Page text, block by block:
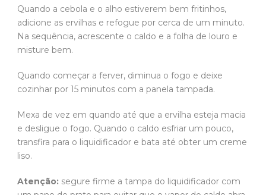
Quando a cebola e o alho estiverem bem fritinhos,
adicione as ervilhas e refogue por cerca de um minuto.
Na sequência, acrescente o caldo e a folha de louro e
misture bem.
Quando começar a ferver, diminua o fogo e deixe
cozinhar por 15 minutos com a panela tampada.
Mexa de vez em quando até que a ervilha esteja macia
e desligue o fogo. Quando o caldo esfriar um pouco,
transfira para o liquidificador e bata até obter um creme
liso.
Atenção: segure firme a tampa do liquidificador com